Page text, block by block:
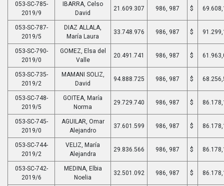
053-SC-785-
2019/9
IBARRA, Celso
David
21.609.307 986, 987 $
053-SC-787-
2019/5
DIAZ ALLALA,
María Laura
33.748.976 986, 987 $
053-SC-790-
2019/0
GOMEZ, Elsa del
Valle
20.491.741 986, 987 $
053-SC-735-
2019/2
MAMANI SOLIZ,
David
94.888.725 986, 987 $
053-SC-748-
2019/5
GOITEA, María
Norma
29.729.740 986, 987 $
053-SC-745-
2019/0
AGUILAR, Omar
Alejandro
37.601.599 986, 987 $
053-SC-744-
2019/2
VELIZ, María
Alejandra
29.836.566 986, 987 $
053-SC-742-
2019/6
MEDINA, Elbia
Noelia
32.501.092 986, 987 $